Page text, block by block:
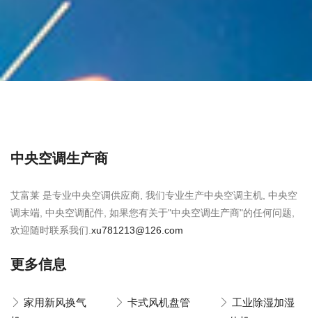
中央空调生产商
艾富莱 是专业中央空调供应商, 我们专业生产中央空调主机, 中央空
调末端, 中央空调配件, 如果您有关于"中央空调生产商"的任何问题,
欢迎随时联系我们. xu781213@126.com
更多信息
家用新风换气
卡式风机盘管
工业除湿加湿